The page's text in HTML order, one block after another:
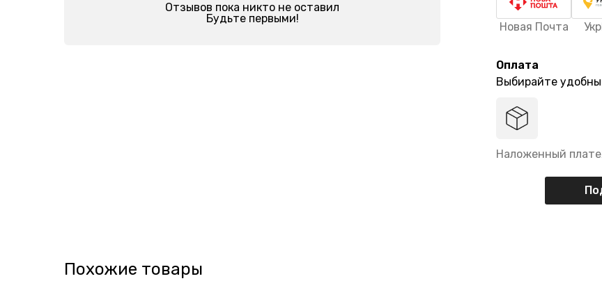
Отзывов пока никто не оставил
Будьте первыми!
Новая Почта
Оплата
Выбирайте
Наложенный
Похожие товары